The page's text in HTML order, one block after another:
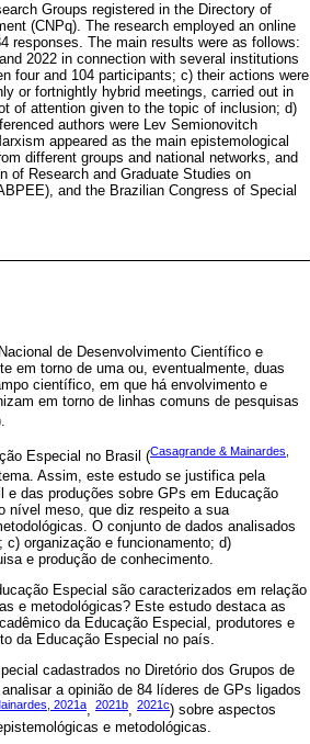
Groups registered in the Directory of
(CNPq). The research employed an online
responses. The main results were as follows:
2022 in connection with several institutions
four and 104 participants; c) their actions were
or fortnightly hybrid meetings, carried out in
of attention given to the topic of inclusion; d)
authors were Lev Semionovitch
appeared as the main epistemological
different groups and national networks, and
of Research and Graduate Studies on
and the Brazilian Congress of Special
de Desenvolvimento Científico e
em torno de uma ou, eventualmente, duas
científico, em que há envolvimento e
em torno de linhas comuns de pesquisas
Especial no Brasil (Casagrande & Mainardes,
Assim, este estudo se justifica pela
e das produções sobre GPs em Educação
nível meso, que diz respeito a sua
O conjunto de dados analisados
organização e funcionamento; d)
e produção de conhecimento.
Especial são caracterizados em relação
e metodológicas? Este estudo destaca as
da Educação Especial, produtores e
da Educação Especial no país.
cadastrados no Diretório dos Grupos de
a opinião de 84 líderes de GPs ligados
2021a, 2021b, 2021c) sobre aspectos
e metodológicas.